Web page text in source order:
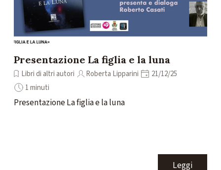
Presentazione La figlia e la luna
Libri di altri autori Roberta Lipparini
21/12/25
1 minuti
Presentazione La figlia e la luna
Leggi